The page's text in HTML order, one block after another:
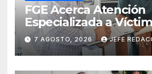
FGE Acerca Atención
Especializada a
Ciudadanía de
7 AGOSTO, 2026 JEFE